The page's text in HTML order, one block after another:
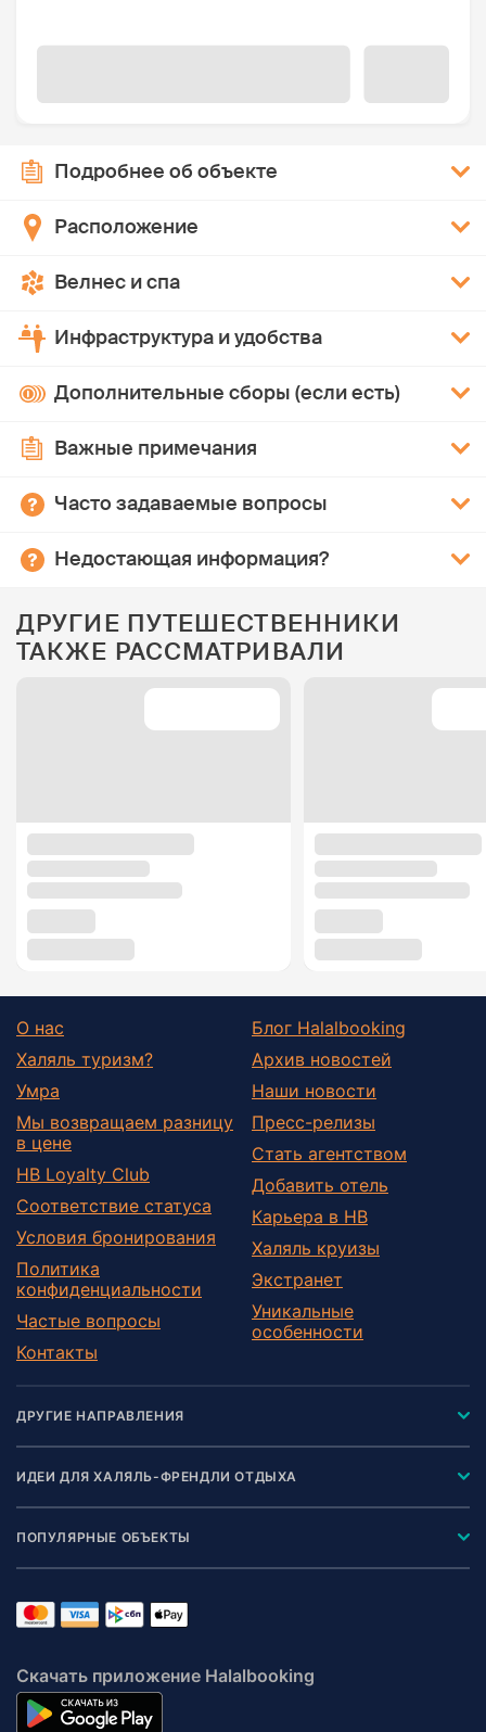
Подробнее об объекте
Расположение
Велнес и спа
Инфраструктура и удобства
Дополнительные сборы (если есть)
Важные примечания
Часто задаваемые вопросы
Недостающая информация?
ДРУГИЕ ПУТЕШЕСТВЕННИКИ
ТАКЖЕ РАССМАТРИВАЛИ
О нас
Халяль туризм?
Умра
Мы возвращаем разницу
в цене
HB Loyalty Club
Соответствие статуса
Условия бронирования
Политика
конфиденциальности
Частые вопросы
Контакты
Блог Halalbooking
Архив новостей
Наши новости
Пресс-релизы
Стать агентством
Добавить отель
Карьера в HB
Халяль круизы
Экстранет
Уникальные
особенности
ДРУГИЕ НАПРАВЛЕНИЯ
ИДЕИ ДЛЯ ХАЛЯЛЬ-ФРЕНДЛИ ОТДЫХА
ПОПУЛЯРНЫЕ ОБЪЕКТЫ
Скачать приложение Halalbooking